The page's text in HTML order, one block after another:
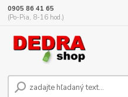
0905 86 41 65
(Po-Pia, 8-16 hod.)